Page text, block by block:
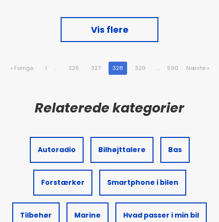
Vis flere
« Forrige 1 .. 326 327 328 329 .. 590 Næste »
Autoradio Bilhøjttalere Bas
Forstærker Smartphone i bilen
Tilbehør Marine Hvad passer i min bil